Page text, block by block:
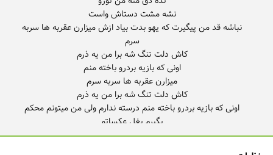
نباشه قد‌ من پیگیرت که یهو بدت بیاد ازش میزارن عقربه ها سربه
اونی که بازیه بردرو باخته منم درسته ندارم ولی من میتونم محکم